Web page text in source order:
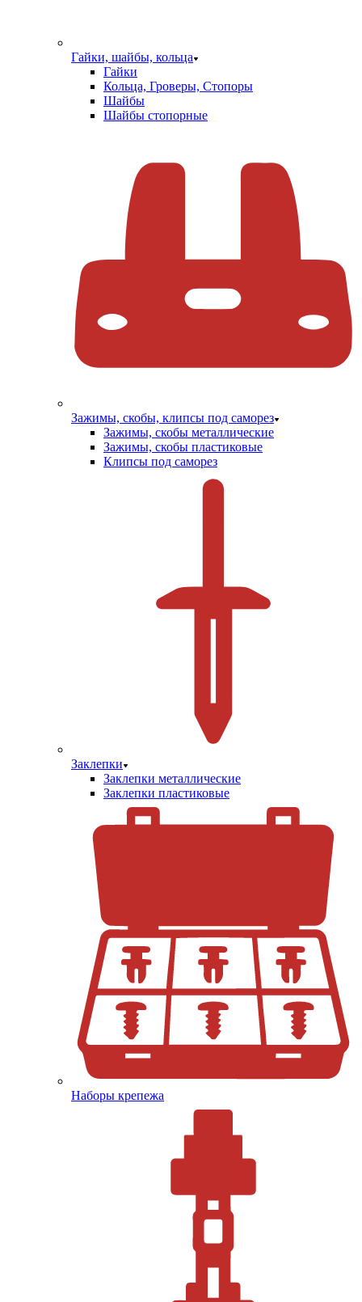
Гайки, шайбы, кольца
Гайки
Кольца, Гроверы, Стопоры
Шайбы
Шайбы стопорные
Зажимы, скобы, клипсы под саморез
Зажимы, скобы металлические
Зажимы, скобы пластиковые
Клипсы под саморез
Заклепки
Заклепки металлические
Заклепки пластиковые
Наборы крепежа